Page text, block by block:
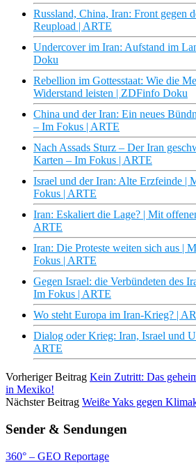
Russland, China, Iran: Front gegen
Reupload | ARTE
Undercover im Iran: Aufstand im
Doku
Rebellion im Gottesstaat: Wie die
Widerstand leisten | ZDFinfo Doku
China und der Iran: Ein neues
– Im Fokus | ARTE
Nach Assads Sturz – Der Iran
Karten – Im Fokus | ARTE
Israel und der Iran: Alte Erzfeinde |
Fokus | ARTE
Iran: Eskaliert die Lage? | Mit
ARTE
Iran: Die Proteste weiten sich aus |
Fokus | ARTE
Gegen Israel: die Verbündeten des
Im Fokus | ARTE
Wo steht Europa im Iran-Krieg? |
Dialog oder Krieg: Iran, Israel und
ARTE
Vorheriger Beitrag Kein Zutritt: Das
in Mexiko!
Nächster Beitrag Weiße Yaks gegen
Sender & Sendungen
360° – GEO Reportage